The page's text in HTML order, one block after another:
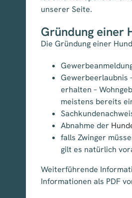
unserer Seite.
Gründung einer
Die Gründung einer
Gewerbeerlaubnis
erhalten –
meistens bereits
Abnahme der
falls Zwinger
gilt es natürlich
Weiterführende
Informationen als PDF